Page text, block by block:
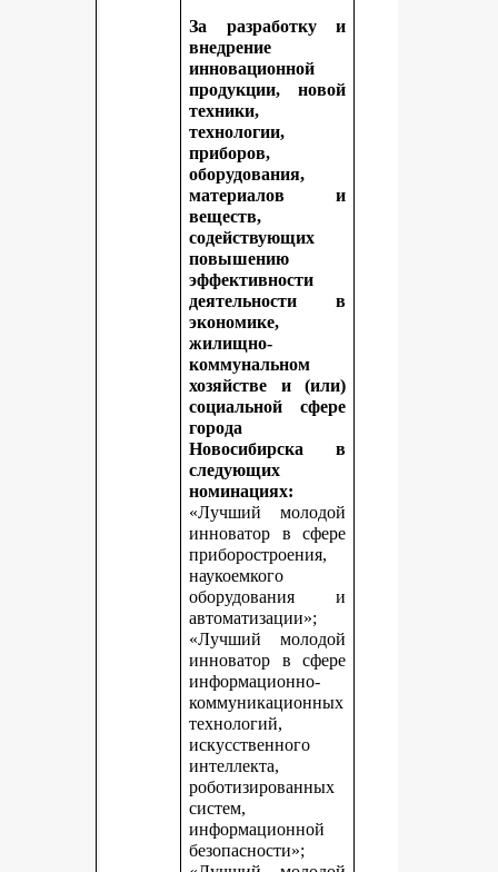
За разработку и
внедрение
инновационной
продукции, новой
техники,
технологии,
приборов,
оборудования,
материалов и
веществ,
содействующих
повышению
эффективности
деятельности в
экономике,
жилищно-
коммунальном
хозяйстве и (или)
социальной сфере
города
Новосибирска в
следующих
номинациях:
«Лучший молодой
инноватор в сфере
приборостроения,
наукоемкого
оборудования и
автоматизации»;
«Лучший молодой
инноватор в сфере
информационно-
коммуникационных
технологий,
искусственного
интеллекта,
роботизированных
систем,
информационной
безопасности»;